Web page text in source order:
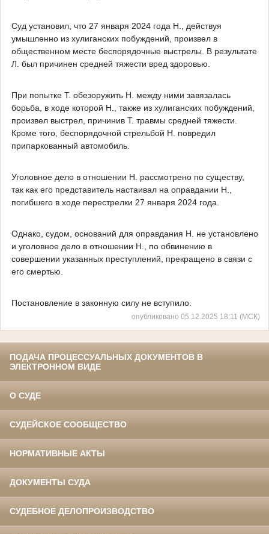
Суд установил, что 27 января 2024 года Н., действуя
умышленно из хулиганских побуждений, произвел в
общественном месте беспорядочные выстрелы. В результате
Л. был причинен средней тяжести вред здоровью.
При попытке Т. обезоружить Н. между ними завязалась
борьба, в ходе которой Н., также из хулиганских побуждений,
произвел выстрел, причинив Т. травмы средней тяжести.
Кроме того, беспорядочной стрельбой Н. повредил
припаркованный автомобиль.
Уголовное дело в отношении Н. рассмотрено по существу,
так как его представитель настаивал на оправдании Н.,
погибшего в ходе перестрелки 27 января 2024 года.
Однако, судом, оснований для оправдания Н. не установлено
и уголовное дело в отношении Н., по обвинению в
совершении указанных преступлений, прекращено в связи с
его смертью.
Постановление в законную силу не вступило.
опубликовано 05.12.2025 18:11 (МСК)
ПОДАЧА ПРОЦЕССУАЛЬНЫХ ДОКУМЕНТОВ В
ЭЛЕКТРОННОМ ВИДЕ
О СУДЕ
СУДЕЙСКОЕ СООБЩЕСТВО
НОРМАТИВНЫЕ АКТЫ
ДОКУМЕНТЫ СУДА
СУДЕБНОЕ ДЕЛОПРОИЗВОДСТВО